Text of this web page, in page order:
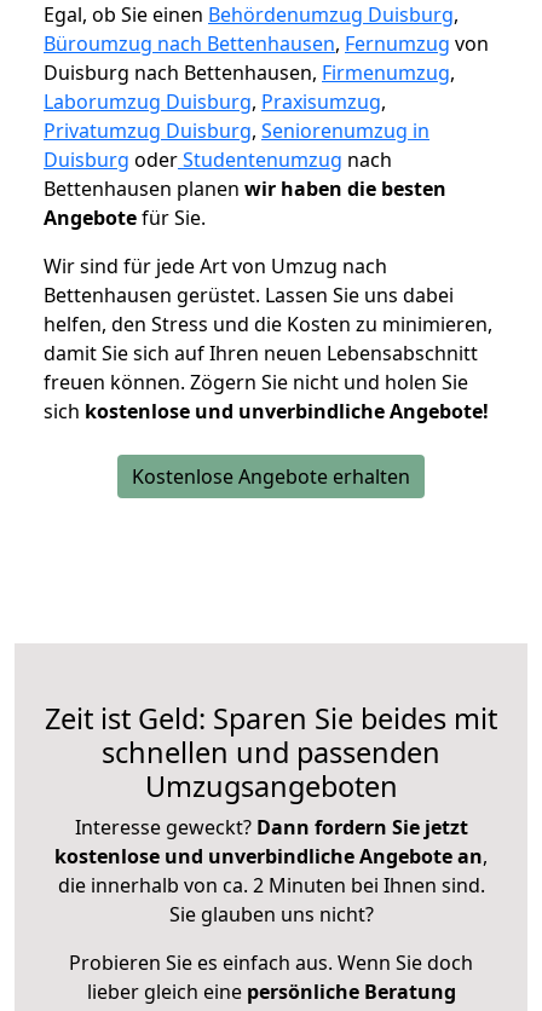
Egal, ob Sie einen Behördenumzug Duisburg,
Büroumzug nach Bettenhausen, Fernumzug von
Duisburg nach Bettenhausen, Firmenumzug,
Laborumzug Duisburg, Praxisumzug,
Privatumzug Duisburg, Seniorenumzug in
Duisburg oderStudentenumzug nach
Bettenhausen planen wir haben die besten
Angebotefür Sie.
Wir sind für jede Art von Umzug nach
Bettenhausen gerüstet. Lassen Sie uns dabei
helfen, den Stress und die Kosten zu minimieren,
damit Sie sich auf Ihren neuen Lebensabschnitt
freuen können. Zögern Sie nicht und holen Sie
sich kostenlose und unverbindliche Angebote!
Kostenlose Angebote erhalten
Zeit ist Geld: Sparen Sie beides mit
schnellen und passenden
Umzugsangeboten
Interesse geweckt? Dann fordern Sie jetzt
kostenlose und unverbindliche Angebote an,
die innerhalb von ca. 2 Minuten bei Ihnen sind.
Sie glauben uns nicht?
Probieren Sie es einfach aus. Wenn Sie doch
lieber gleich eine persönliche Beratung